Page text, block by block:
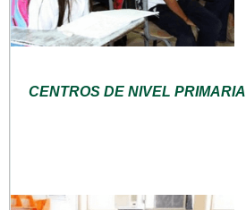
CENTROS DE NIVEL PRIMARIA